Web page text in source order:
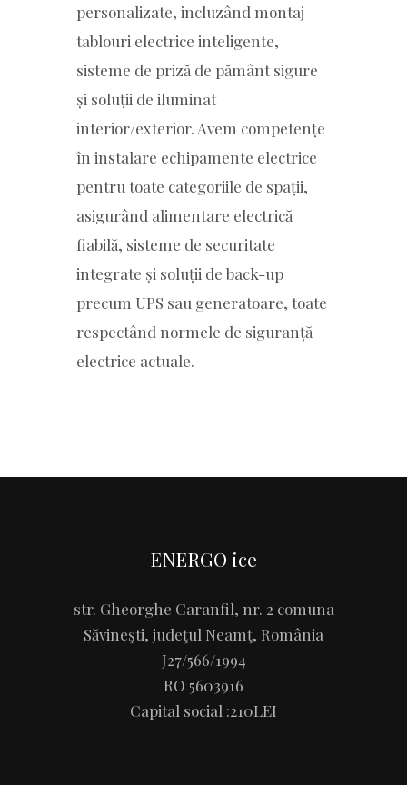
personalizate, incluzând montaj
tablouri electrice inteligente,
sisteme de priză de pământ sigure
și soluții de iluminat
interior/exterior. Avem competențe
în instalare echipamente electrice
pentru toate categoriile de spații,
asigurând alimentare electrică
fiabilă, sisteme de securitate
integrate și soluții de back-up
precum UPS sau generatoare, toate
respectând normele de siguranță
electrice actuale.
ENERGO ice
str. Gheorghe Caranfil, nr. 2 comuna
Săvineşti, judeţul Neamţ, România
J27/566/1994
RO 5603916
Capital social :210LEI